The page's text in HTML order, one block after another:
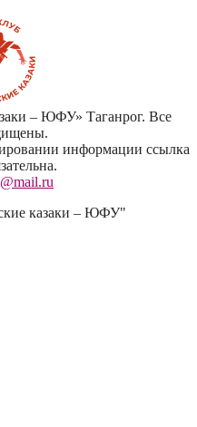
– ЮФУ» Таганрог. Все
информации ссылка
казаки – ЮФУ"